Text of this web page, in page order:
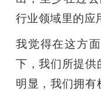
行业领域里的应
我觉得在这方
下，我们所提供
明显，我们拥